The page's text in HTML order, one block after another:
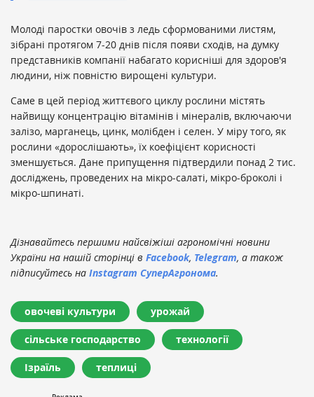
Молоді паростки овочів з ледь сформованими листям,
зібрані протягом 7-20 днів після появи сходів, на думку
представників компанії набагато корисніші для здоров'я
людини, ніж повністю вирощені культури.
Саме в цей період життєвого циклу рослини містять
найвищу концентрацію вітамінів і мінералів, включаючи
залізо, марганець, цинк, молібден і селен. У міру того, як
рослини «дорослішають», їх коефіцієнт корисності
зменшується. Дане припущення підтвердили понад 2 тис.
досліджень, проведених на мікро-салаті, мікро-броколі і
мікро-шпинаті.
Дізнавайтесь першими найсвіжіші агрономічні новини
України на нашій сторінці в Facebook, Telegram, а також
підписуйтесь на Instagram СуперАгронома.
овочеві культури урожай
сільське господарство технології
Ізраїль теплиці